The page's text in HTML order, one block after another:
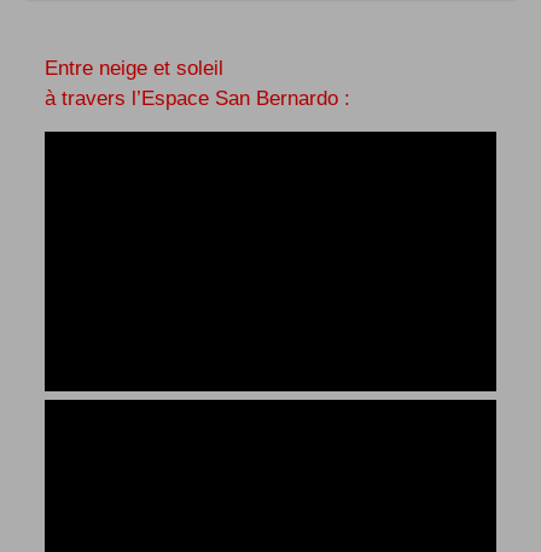
Entre neige et soleil
à travers l’Espace San Bernardo :